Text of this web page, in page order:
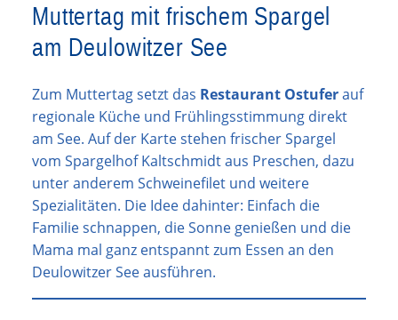
Muttertag mit frischem Spargel
am Deulowitzer See
Zum Muttertag setzt das Restaurant Ostuferauf
regionale Küche und Frühlingsstimmung direkt
am See. Auf der Karte stehen frischer Spargel
vom Spargelhof Kaltschmidt aus Preschen, dazu
unter anderem Schweinefilet und weitere
Spezialitäten. Die Idee dahinter: Einfach die
Familie schnappen, die Sonne genießen und die
Mama mal ganz entspannt zum Essen an den
Deulowitzer See ausführen.